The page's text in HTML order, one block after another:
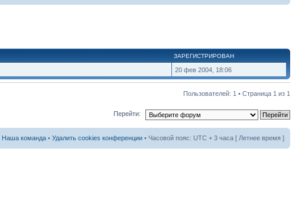
ЗАРЕГИСТРИРОВАН
20 фев 2004, 18:06
Пользователей: 1 • Страница 1 из 1
Перейти:
Наша команда • Удалить cookies конференции • Часовой пояс: UTC + 3 часа [ Летнее время ]